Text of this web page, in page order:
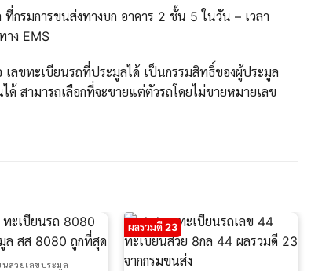
ที่กรมการขนส่งทางบก อาคาร 2 ชั้น 5 ในวัน – เวลา
าง EMS
ลขทะเบียนรถที่ประมูลได้ เป็นกรรมสิทธิ์ของผู้ประมูล
สามารถเลือกที่จะขายแต่ตัวรถโดยไม่ขายหมายเลข
สวยเลขประมูล
ผลรวมดี 23